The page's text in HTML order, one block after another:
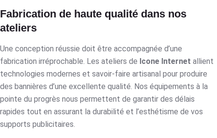
Fabrication de haute qualité dans nos
ateliers
Une conception réussie doit être accompagnée d’une
fabrication irréprochable. Les ateliers de Icone Internet allient
technologies modernes et savoir-faire artisanal pour produire
des bannières d’une excellente qualité. Nos équipements à la
pointe du progrès nous permettent de garantir des délais
rapides tout en assurant la durabilité et l’esthétisme de vos
supports publicitaires.